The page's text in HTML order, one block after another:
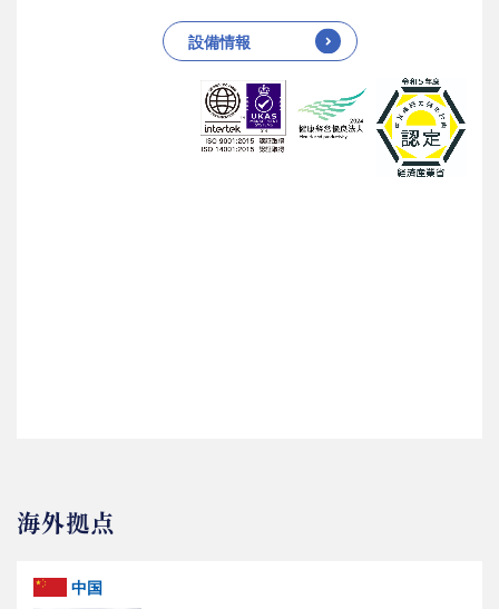
設備情報
海外拠点
中国